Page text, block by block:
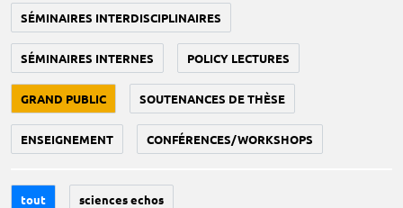
SÉMINAIRES INTERDISCIPLINAIRES
SÉMINAIRES INTERNES POLICY LECTURES
GRAND PUBLIC SOUTENANCES DE THÈSE
ENSEIGNEMENT CONFÉRENCES/WORKSHOPS
tout sciences echos